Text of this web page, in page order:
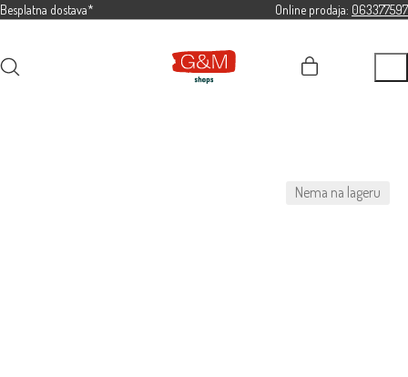
Besplatna dostava* Online prodaja: 063377597
Nema na lageru